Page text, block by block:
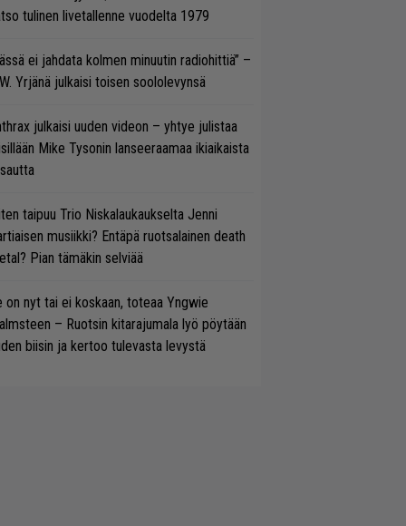
tulinen livetallenne vuodelta 1979
ei jahdata kolmen minuutin radiohittiä” –
Yrjänä julkaisi toisen soololevynsä
julkaisi uuden videon – yhtye julistaa
Mike Tysonin lanseeraamaa ikiaikaista
taipuu Trio Niskalaukaukselta Jenni
musiikki? Entäpä ruotsalainen death
Pian tämäkin selviää
on nyt tai ei koskaan, toteaa Yngwie
– Ruotsin kitarajumala lyö pöytään
biisin ja kertoo tulevasta levystä